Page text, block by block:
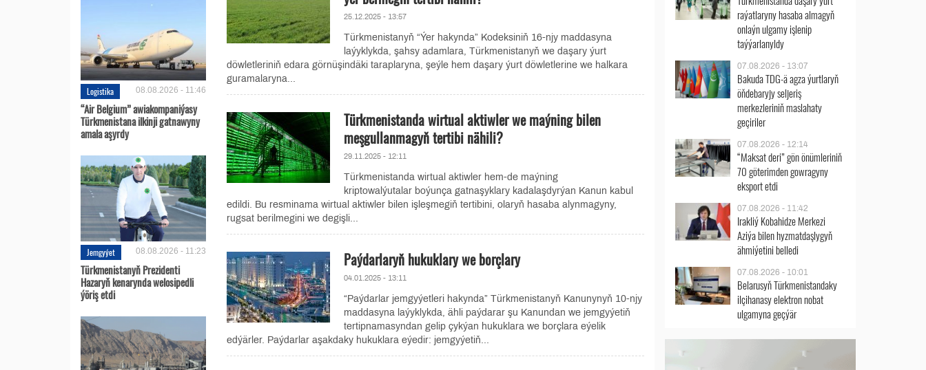
Logistika 08.08.2026 - 11:46
“Air Belgium” awiakompaniýasy
Türkmenistana ilkinji gatnawyny
amala aşyrdy
Jemgyýet 08.08.2026 - 11:23
Türkmenistanyň Prezidenti
Hazaryň kenarynda welosipedli
ýöriş etdi
25.12.2025 - 13:57
Türkmenistanyň “Ýer hakynda” Kodeksiniň 16-njy maddasyna
laýyklykda, şahsy adamlara, Türkmenistanyň we daşary ýurt
döwletleriniň edara görnüşindäki taraplaryna, şeýle hem daşary ýurt döwletlerine we halkara
guramalaryna...
Türkmenistanda wirtual aktiwler we maýning bilen
meşgullanmagyň tertibi nähili?
29.11.2025 - 12:11
Türkmenistanda wirtual aktiwler hem-de maýning
kriptowalýutalar boýunça gatnaşyklary kadalaşdyrýan Kanun kabul
edildi. Bu resminama wirtual aktiwler bilen işleşmegiň tertibini, olaryň hasaba alynmagyny,
rugsat berilmegini we degişli...
Paýdarlaryň hukuklary we bоrçlary
04.01.2025 - 13:11
“Paýdarlar jemgyýetleri hakynda” Türkmenistanyň Kanunynyň 10-njy
maddasyna laýyklykda, ähli paýdarar şu Kanundan we jemgyýetiň
tertipnamasyndan gelip çykýan hukuklara we borçlara eýelik
edýärler. Paýdarlar aşakdaky hukuklara eýedir: jemgyýetiň...
raýatlaryny hasaba almagyň
onlaýn ulgamy işlenip
taýýarlanyldy
07.08.2026 - 13:07
Bakuda TDG-ä agza ýurtlaryň
öňdebaryjy seljeriş
merkezleriniň maslahaty
geçiriler
07.08.2026 - 12:14
“Maksat deri” gön önümleriniň
70 göterimden gowragyny
eksport etdi
07.08.2026 - 11:42
Irakliý Kobahidze Merkezi
Aziýa bilen hyzmatdaşlygyň
ähmiýetini belledi
07.08.2026 - 10:01
Belarusyň Türkmenistandaky
ilçihanasy elektron nobat
ulgamyna geçýär